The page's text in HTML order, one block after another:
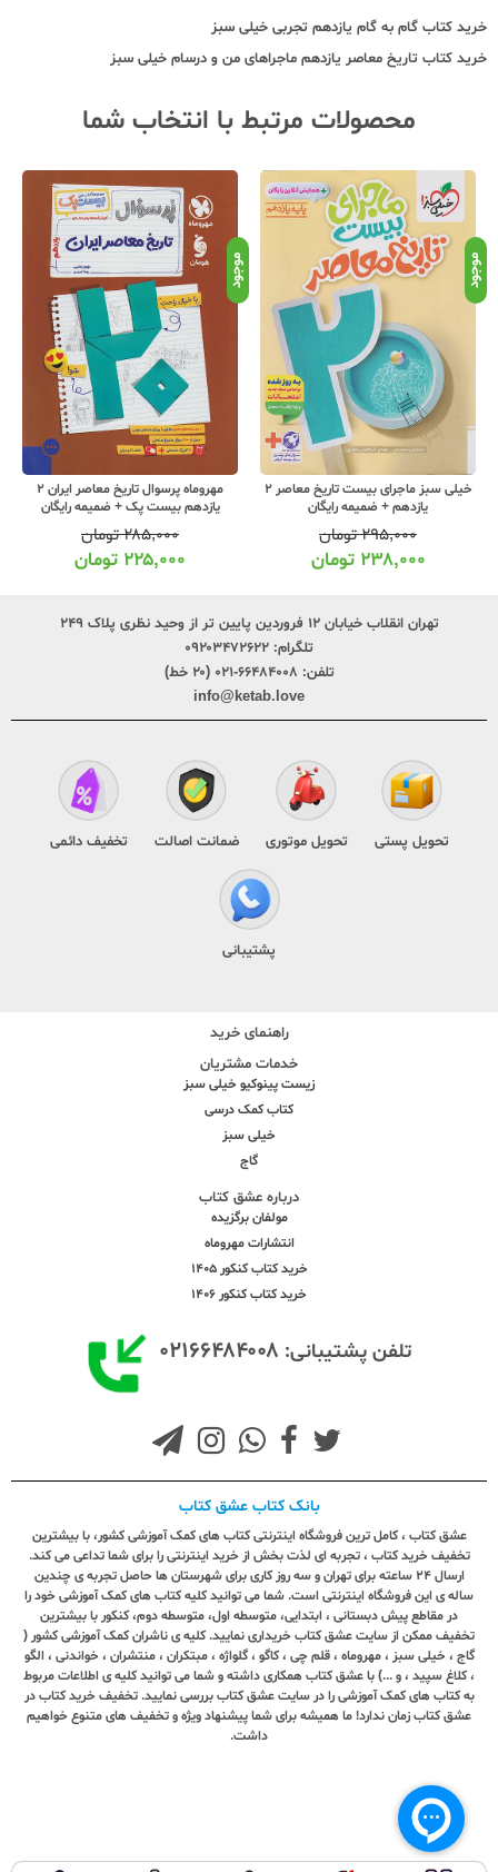
خرید کتاب گام به گام یازدهم تجربی خیلی سبز
خرید کتاب تاریخ معاصر یازدهم ماجراهای من و درسام خیلی سبز
محصولات مرتبط با انتخاب شما
موجود
خیلی سبز ماجرای بیست تاریخ معاصر 2
یازدهم + ضمیمه رایگان
۲۹۵,۰۰۰تومان
۲۳۸,۰۰۰ تومان
موجود
مهروماه پرسوال تاریخ معاصر ایران 2
یازدهم بیست پک + ضمیمه رایگان
۲۸۵,۰۰۰تومان
۲۲۵,۰۰۰ تومان
تهران انقلاب خیابان ۱۲ فروردین پایین تر از وحید نظری پلاک ۲۴۹
تلگرام: ۰۹۲۰۳۴۷۲۶۲۲
تلفن: ۶۶۴۸۴۰۰۸-۰۲۱ (۲۰ خط)
info@ketab.love
تحویل پستی تحویل موتوری ضمانت اصالت تخفیف دائمی
پشتیبانی
راهنمای خرید
خدمات مشتریان
زیست پینوکیو خیلی سبز
کتاب کمک درسی
خیلی سبز
گاج
درباره عشق کتاب
مولفان برگزیده
انتشارات مهروماه
خرید کتاب کنکور 1405
خرید کتاب کنکور 1406
تلفن پشتیبانی: ۰۲۱۶۶۴۸۴۰۰۸
بانک کتاب عشق کتاب
عشق کتاب ، کامل ترین فروشگاه اینترنتی کتاب های کمک آموزشی کشور، با بیشترین
تخفیف خرید کتاب ، تجربه ای لذت بخش از خرید اینترنتی را برای شما تداعی می کند.
ارسال ٢٤ ساعته برای تهران و سه روز کاری برای شهرستان ها حاصل تجربه ی چندین
ساله ی این فروشگاه اینترنتی است. شما می توانید کلیه کتاب های کمک آموزشی خود را
در مقاطع پیش دبستانی ، ابتدایی، متوسطه اول، متوسطه دوم، کنکور با بیشترین
تخفیف ممکن از سایت عشق کتاب خریداری نمایید. کلیه ی ناشران کمک آموزشی کشور (
گاج ، خیلی سبز ، مهروماه ، قلم چی ، کاگو ، گلواژه ، مبتکران ، منتشران ، خواندنی ، الگو
، کلاغ سپید ، و ...) با عشق کتاب همکاری داشته و شما می توانید کلیه ی اطلاعات مربوط
به کتاب های کمک آموزشی را در سایت عشق کتاب بررسی نمایید. تخفیف خرید کتاب در
عشق کتاب زمان ندارد! ما همیشه برای شما پیشنهاد ویژه و تخفیف های متنوع خواهیم
داشت.